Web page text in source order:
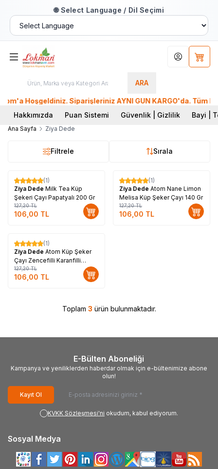
🌐 Select Language / Dil Seçimi
ARA
Hesabım
Hoşgeldiniz. Siparişleriniz AYNI GÜN KARGO'da. Tüm
Hakkımızda
Puan Sistemi Güvenlik | Gizlilik Bayi |
Ana Sayfa Ziya Dede
Filtrele Sırala
%17
(1)
Ziya Dede Milk Tea Küp
Şekeri Çayı Papatyalı 200 Gr
127,20TL
106,00 TL
%17
(1)
Ziya Dede Atom Nane Limon
Melisa Küp Şeker Çayı 140 Gr
127,20TL
106,00 TL
%17
(1)
Ziya Dede Atom Küp Şeker
Çayı Zencefilli Karanfilli
Tarçınlı 150 Gr
127,20TL
106,00 TL
Toplam 3 ürün bulunmaktadır.
E-Bülten Aboneliği
Kampanya ve yeniliklerden haberdar olmak için e-bültenimize abone
olun!
Kayıt Ol
KVKK Sözleşmesi'ni okudum, kabul ediyorum.
Sosyal Medya